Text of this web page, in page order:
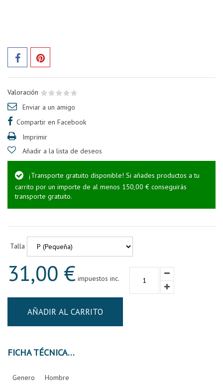
Valoración
Enviar a un amigo
Compartir en Facebook
Imprimir
Añadir a la lista de deseos
¡Transporte gratuito disponible! Si añades productos a tu
carrito por un importe de al menos 150,00 € conseguirás
transporte gratuito.
Talla
31,00 € impuestos inc.
AÑADIR AL CARRITO
FICHA TÉCNICA
Genero Hombre